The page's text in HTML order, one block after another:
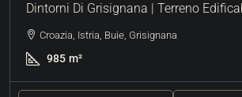
Dintorni Di Grisignana | Terreno
Croazia, Istria, Buie, Grisignana
985 m²